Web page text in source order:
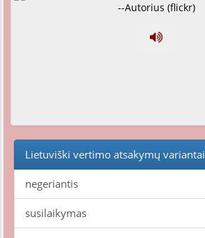
--Autorius (flickr)
Lietuviški vertimo atsakymų variantai
negeriantis
susilaikymas